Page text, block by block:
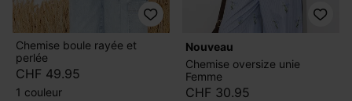
Chemise boule rayée et
perlée
CHF 49.95
1 couleur
nouveau
Chemise oversize unie
Femme
CHF 30.95